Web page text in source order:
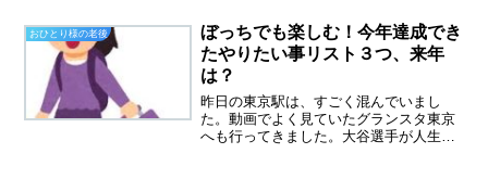
くしていた６０代後半の女性が、私がパ
ートをやめた直後、体調を...
おひとり様の老後
ぼっちでも楽しむ！今年達成でき
たやりたい事リスト３つ、来年
は？
昨日の東京駅は、すごく混んでいまし
た。動画でよく見ていたグランスタ東京
へも行ってきました。大谷選手が人生で